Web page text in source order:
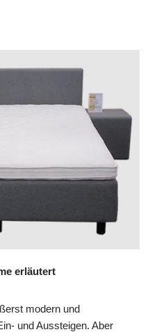
erläutert
modern und
und Aussteigen. Aber